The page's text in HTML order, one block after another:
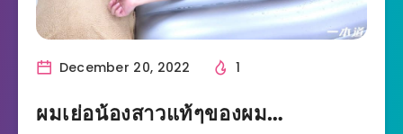
December 20, 2022 1
ผมเย่อน้องสาวแท้ๆของผม…